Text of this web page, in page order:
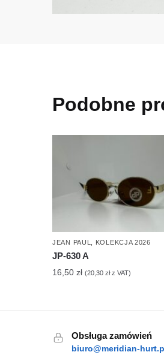
Podobne
JEAN PAUL, KOLEKCJA 2026
JP-630 A
16,50zł (20,30złz VAT)
Obsługa zamówień
biuro@meridian-